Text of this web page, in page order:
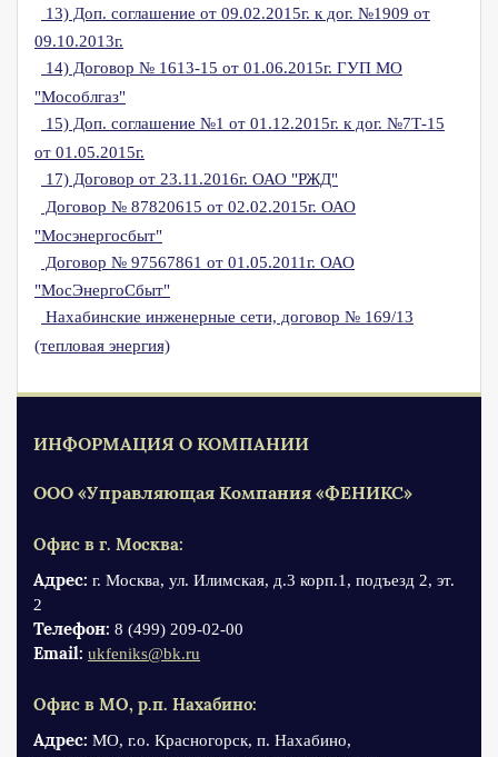
13) Доп. соглашение от 09.02.2015г. к дог. №1909 от
09.10.2013г.
14) Договор № 1613-15 от 01.06.2015г. ГУП МО
"Мособлгаз"
15) Доп. соглашение №1 от 01.12.2015г. к дог. №7Т-15
от 01.05.2015г.
17) Договор от 23.11.2016г. ОАО "РЖД"
Договор № 87820615 от 02.02.2015г. ОАО
"Мосэнергосбыт"
Договор № 97567861 от 01.05.2011г. ОАО
"МосЭнергоСбыт"
Нахабинские инженерные сети, договор № 169/13
(тепловая энергия)
ИНФОРМАЦИЯ О КОМПАНИИ
ООО «Управляющая Компания «ФЕНИКС»
Офис в г. Москва:
Адрес: г. Москва, ул. Илимская, д.3 корп.1, подъезд 2, эт.
2
Телефон: 8 (499) 209-02-00
Email: ukfeniks@bk.ru
Офис в МО, р.п. Нахабино:
Адрес: МО, г.о. Красногорск, п. Нахабино,